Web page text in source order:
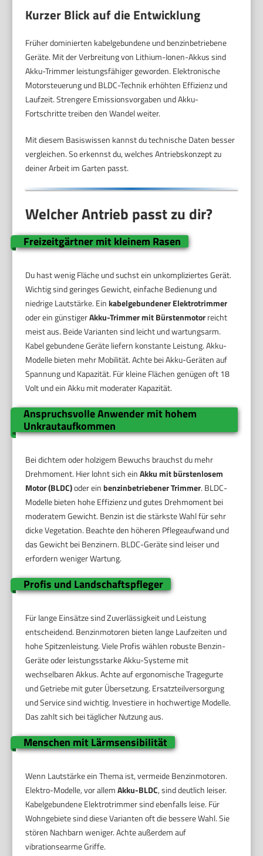
Kurzer Blick auf die Entwicklung
Früher dominierten kabelgebundene und benzinbetriebene
Geräte. Mit der Verbreitung von Lithium-Ionen-Akkus sind
Akku-Trimmer leistungsfähiger geworden. Elektronische
Motorsteuerung und BLDC-Technik erhöhten Effizienz und
Laufzeit. Strengere Emissionsvorgaben und Akku-
Fortschritte treiben den Wandel weiter.
Mit diesem Basiswissen kannst du technische Daten besser
vergleichen. So erkennst du, welches Antriebskonzept zu
deiner Arbeit im Garten passt.
Welcher Antrieb passt zu dir?
Freizeitgärtner mit kleinem Rasen
Du hast wenig Fläche und suchst ein unkompliziertes Gerät.
Wichtig sind geringes Gewicht, einfache Bedienung und
niedrige Lautstärke. Einkabelgebundener Elektrotrimmer
oder ein günstigerAkku-Trimmer mit Bürstenmotorreicht
meist aus. Beide Varianten sind leicht und wartungsarm.
Kabel gebundene Geräte liefern konstante Leistung. Akku-
Modelle bieten mehr Mobilität. Achte bei Akku-Geräten auf
Spannung und Kapazität. Für kleine Flächen genügen oft 18
Volt und ein Akku mit moderater Kapazität.
Anspruchsvolle Anwender mit hohem
Unkrautaufkommen
Bei dichtem oder holzigem Bewuchs brauchst du mehr
Drehmoment. Hier lohnt sich einAkku mit bürstenlosem
Motor (BLDC)oder einbenzinbetriebener Trimmer. BLDC-
Modelle bieten hohe Effizienz und gutes Drehmoment bei
moderatem Gewicht. Benzin ist die stärkste Wahl für sehr
dicke Vegetation. Beachte den höheren Pflegeaufwand und
das Gewicht bei Benzinern. BLDC-Geräte sind leiser und
erfordern weniger Wartung.
Profis und Landschaftspfleger
Für lange Einsätze sind Zuverlässigkeit und Leistung
entscheidend. Benzinmotoren bieten lange Laufzeiten und
hohe Spitzenleistung. Viele Profis wählen robuste Benzin-
Geräte oder leistungsstarke Akku-Systeme mit
wechselbaren Akkus. Achte auf ergonomische Tragegurte
und Getriebe mit guter Übersetzung. Ersatzteilversorgung
und Service sind wichtig. Investiere in hochwertige Modelle.
Das zahlt sich bei täglicher Nutzung aus.
Menschen mit Lärmsensibilität
Wenn Lautstärke ein Thema ist, vermeide Benzinmotoren.
Elektro-Modelle, vor allemAkku-BLDC, sind deutlich leiser.
Kabelgebundene Elektrotrimmer sind ebenfalls leise. Für
Wohngebiete sind diese Varianten oft die bessere Wahl. Sie
stören Nachbarn weniger. Achte außerdem auf
vibrationsearme Griffe.